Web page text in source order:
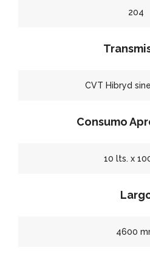
204
CVT Hibryd
Consumo
10 lts. x
4600